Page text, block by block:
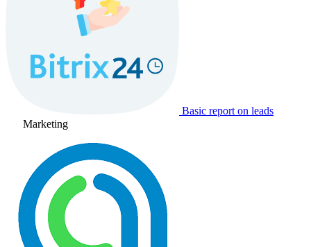
Basic report on leads
Marketing